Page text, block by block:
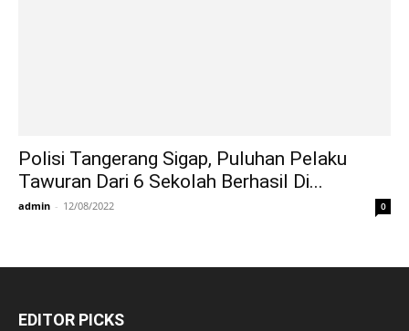
Polisi Tangerang Sigap, Puluhan Pelaku
Tawuran Dari 6 Sekolah Berhasil Di...
admin - 12/08/2022 0
EDITOR PICKS